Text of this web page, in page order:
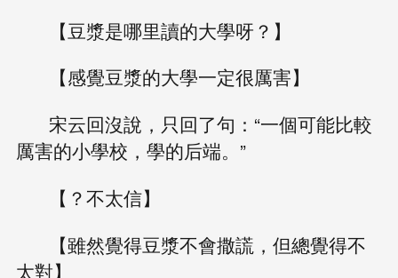
【豆漿是哪里讀的大學呀？】
【感覺豆漿的大學一定很厲害】
宋云回沒說，只回了句：“一個可能比較
厲害的小學校，學的后端。”
【？不太信】
【雖然覺得豆漿不會撒謊，但總覺得不
太對】